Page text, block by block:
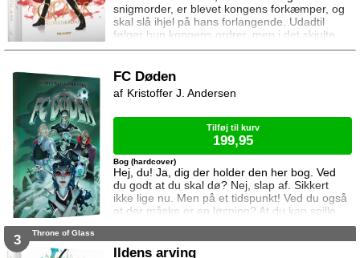
snigmorder, er blevet kongens forkæmper, og
skal slå ihjel på hans forlangende. Udadtil
følger hun kongens ordrer, men i det skjulte
modarbejder hun ham. Det bliver dog stadig
vennerne, der intet kender til hendes private
oprør. Den for længst hedengangne dronning,
Elena, sætter samtidig Celaena på en svær
FC Døden
Hej, du! Ja, dig der holder den her bog. Ved
du godt at du skal dø? Nej, slap af. Sikkert
ikke lige nu. Men på et tidspunkt! Ved du også
at der måske er en løsning? At du kan spille
mod Døden og redde dit liv? Ja ja, man siger
spillet. Hvad nu hvis du valgte … fodbold?
Bog (hardcover)
Kristoffer J. Andersen
Tilføj til kurv
199,95
3 Throne of Glass
Ildens arving